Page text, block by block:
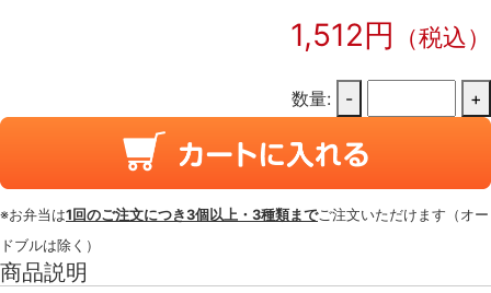
1,512円
（税込）
数量: - +
※お弁当は1回のご注文につき3個以上・3種類までご注文いただけます（オー
ドブルは除く）
商品説明